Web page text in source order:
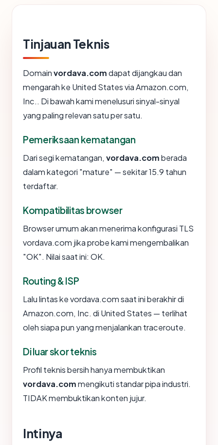
Tinjauan Teknis
Domainvordava.comdapat dijangkau dan
mengarah ke United States via Amazon.com,
Inc.. Di bawah kami menelusuri sinyal-sinyal
yang paling relevan satu per satu.
Pemeriksaan kematangan
Dari segi kematangan, vordava.comberada
dalam kategori "mature" — sekitar 15.9 tahun
terdaftar.
Kompatibilitas browser
Browser umum akan menerima konfigurasi TLS
vordava.com jika probe kami mengembalikan
"OK". Nilai saat ini: OK.
Routing & ISP
Lalu lintas ke vordava.com saat ini berakhir di
Amazon.com, Inc. di United States — terlihat
oleh siapa pun yang menjalankan traceroute.
Di luar skor teknis
Profil teknis bersih hanya membuktikan
vordava.commengikuti standar pipa industri.
TIDAK membuktikan konten jujur.
Intinya